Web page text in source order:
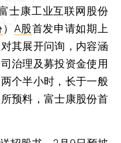
康工业互联网股份
） A股首发申请如期上
其展开问询，内容涵
治理及募投资金使用
个半小时，长于一般
预料，富士康股份首